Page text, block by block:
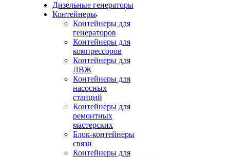
Дизельные генераторы
Контейнеры
Контейнеры для
генераторов
Контейнеры для
компрессоров
Контейнеры для
ЛВЖ
Контейнеры для
насосных
станций
Контейнеры для
ремонтных
мастерских
Блок-контейнеры
связи
Контейнеры для